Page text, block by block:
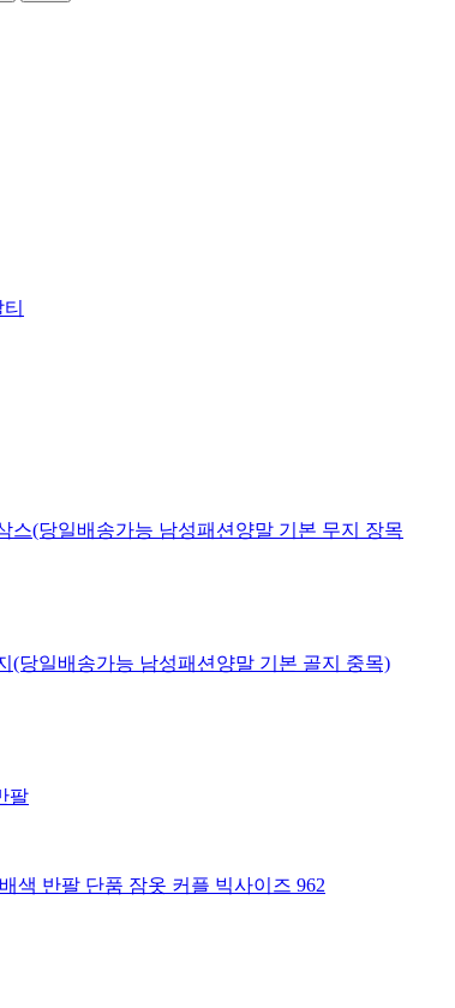
스(당일배송가능 남성패션양말 기본 무지 장목
(당일배송가능 남성패션양말 기본 골지 중목)
팔
색 반팔 단품 잠옷 커플 빅사이즈 962